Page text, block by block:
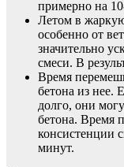
примерно на
Летом в
особенно от
значительно
смеси. В
Время
бетона из нее.
долго, они
бетона. Время
консистенции
минут.